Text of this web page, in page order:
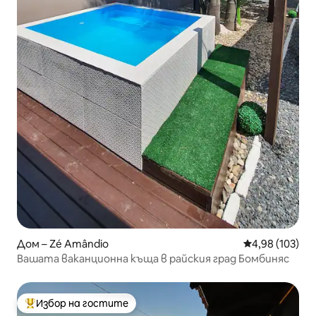
Дом – Zé Amândio Средна
4,98 (103)
Вашата ваканционна къща в райския град Бомбиняс
Най-популярен избор на гостите
Избор на гостите